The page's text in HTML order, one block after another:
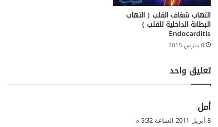
التهاب شغاف القلب ( التهاب
البطانة الداخلية للقلب )
Endocarditis
8 مارس 2015
تعليق واحد
ي
ق
أمل:
8 أبريل 2011 الساعة 5:32 م